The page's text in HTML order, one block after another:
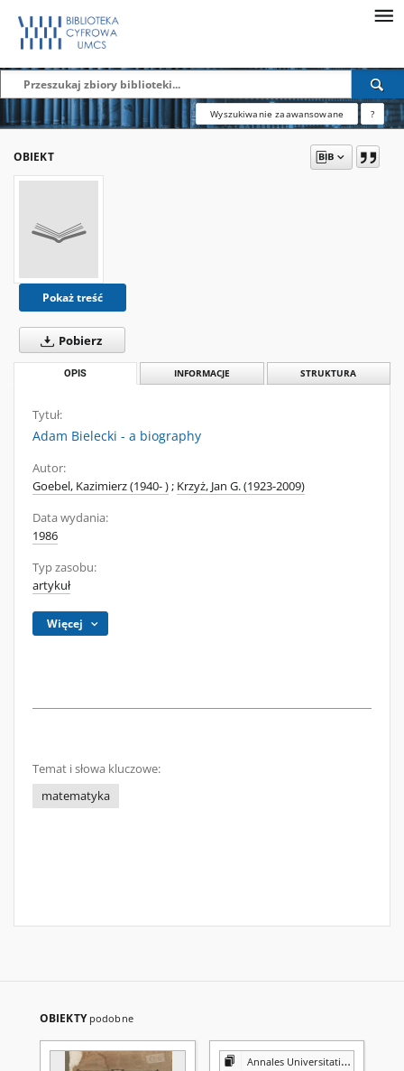
Wyszukiwanie zaawansowane ?
OBIEKT
Pokaż treść
Pobierz
OPIS INFORMACJE STRUKTURA
Tytuł:
Adam Bielecki - a biography
Autor:
Goebel, Kazimierz (1940- ); Krzyż, Jan G. (1923-2009)
Data wydania:
1986
Typ zasobu:
artykuł
Więcej
Temat i słowa kluczowe:
matematyka
OBIEKTY podobne
Annales Universitatis Mariae Curie-Skłodowska. Sectio A, Mathematica